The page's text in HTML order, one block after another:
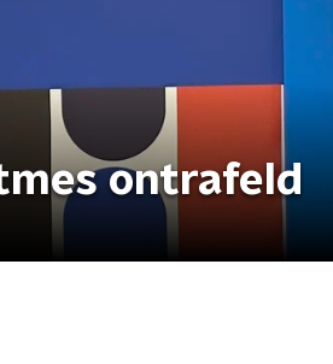
ontrafeld